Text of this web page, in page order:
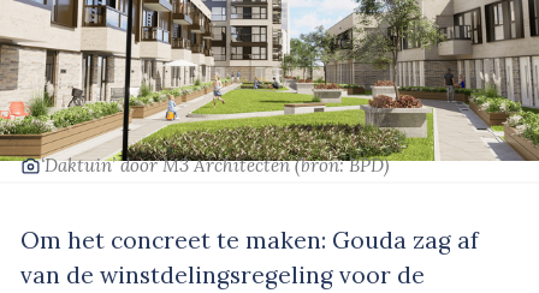
‘Daktuin’door M3 Architecten(bron: BPD)
Om het concreet te maken: Gouda zag af
van de winstdelingsregeling voor de